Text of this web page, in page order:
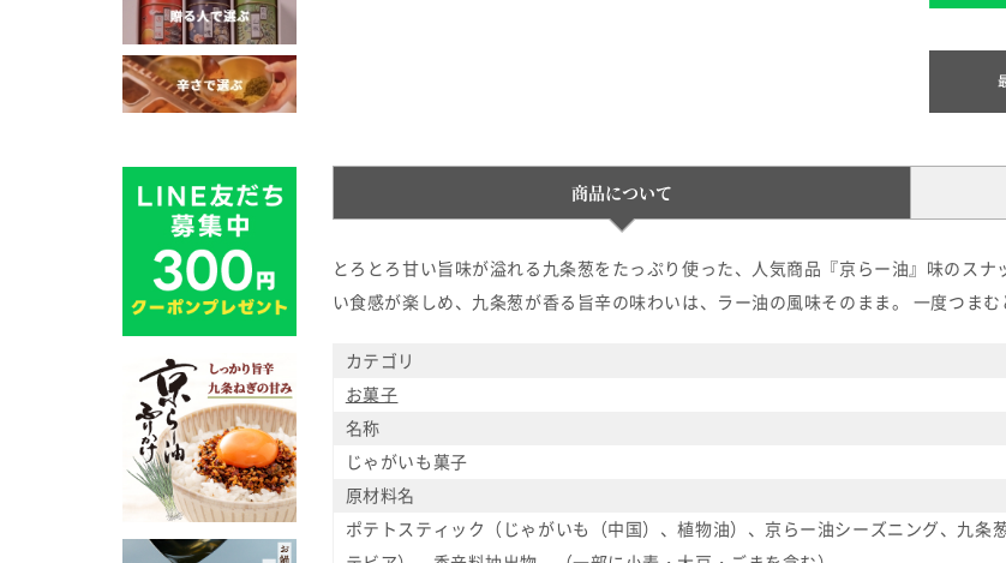
商品について
とろとろ甘い旨味が溢れる九条葱をたっぷり使った、人気商品『京らー油』味のス
い食感が楽しめ、九条葱が香る旨辛の味わいは、ラー油の風味そのまま。 一度つま
カテゴリ
お菓子
名称
じゃがいも菓子
原材料名
ポテトスティック（じゃがいも（中国）、植物油）、京らー油シーズニング、九条